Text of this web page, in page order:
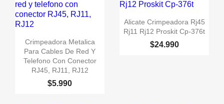
 Vista rápida
Crimpeadora Metalica
Para Cables De Red Y
Telefono Con Conector
RJ45, RJ11, RJ12
$5.990
 Vista rápida
Alicate Crimpeadora Rj45
Rj11 Rj12 Proskit Cp-376t
$24.990